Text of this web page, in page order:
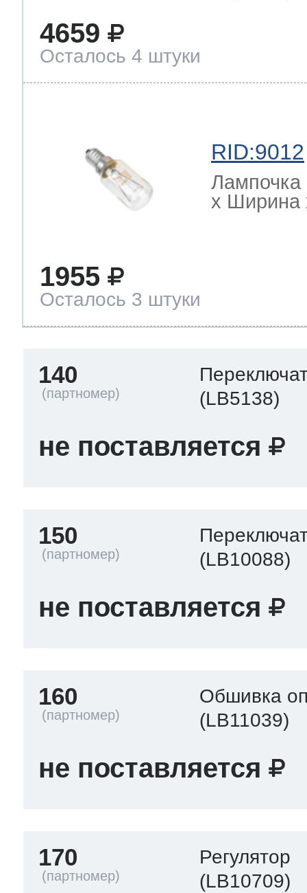
4659
Осталось 4 штуки
RID:9012
Лампочка
х Ширина
1955
Осталось 3 штуки
140
(LB5138)
не поставляется
150
(LB10088)
не поставляется
160
Обшивка
(LB11039)
не поставляется
170
Регулятор
(LB10709)